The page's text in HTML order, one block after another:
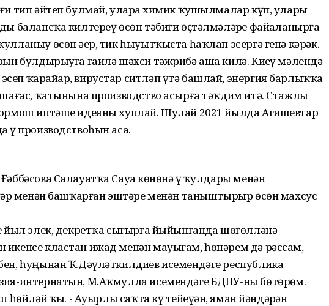
тип әйтеп булмай, уларҙа химик ҡушылмалар күп, уларҙы
балансҡа килтереү өсөн тәбиғи өҫтәлмәләрҙе файҙаланырға
өсөн әҙер, тик һыуытҡыста һаҡлап эсергә генә кәрәк.
булдырыуға ғаилә шәхси тәжрибә аша килә. Киҙеү мәлендә
ҡарайҙар, вирустар ситләп үтә башлай, энергия барлыҡҡа
ҡатынына производство асырға тәҡдим итә. Стажлы
иптәше идеяны хуплай. Шулай 2021 йылда Агишевтар
производствоһын аса.
Салауатҡа Сауҙа көнөнә үҙ ҡулдары менән
менән башҡарған эштәре менән таныштырыр өсөн махсус
йыл элек, декретҡа сығырға йыйынғанда шөғөлләнә
кластан ижад менән мауығам, һөнәрем дә рәссам,
һуңынан Ҡ.Дәүләткилдиев исемендәге республика
интернатын, М.Аҡмулла исемендәге БДПУ-ны бөтөрҙөм.
ҡыҙ. - Ауырлы саҡта күҙ тейеүҙән, яман йәндәрҙән